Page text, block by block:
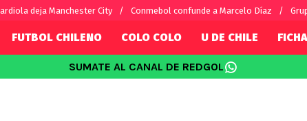
deja Manchester City Conmebol confunde a Marcelo Díaz
FUTBOL CHILENO COLO COLO U DE CHILE
SUMATE AL CANAL DE REDGOL